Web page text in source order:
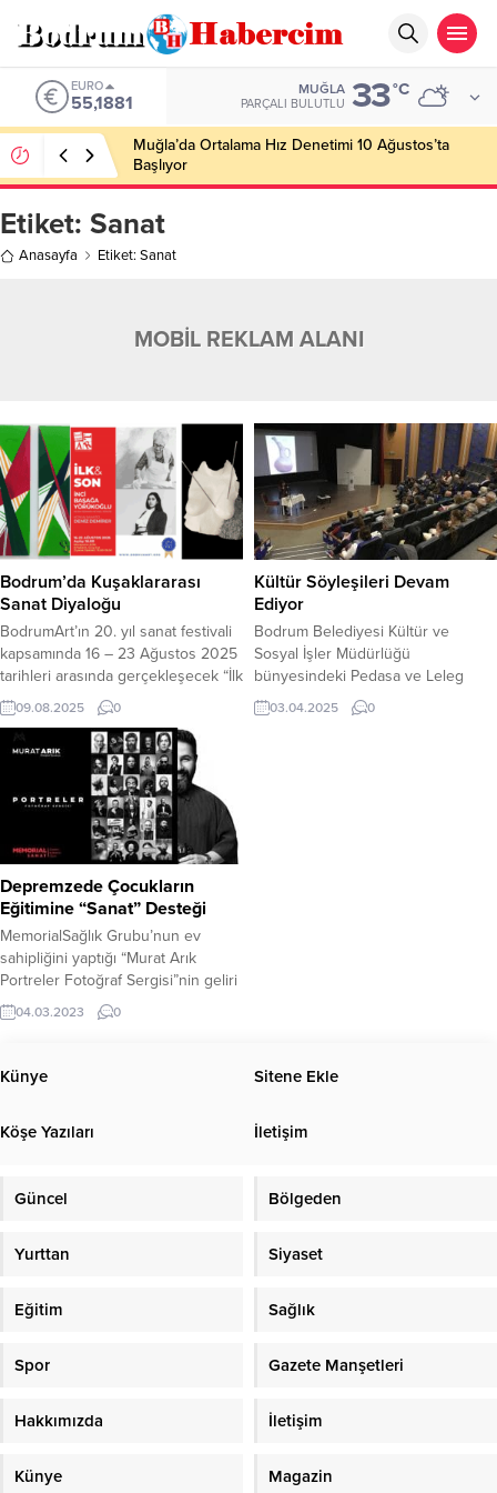
EURO
55,1881
MUĞLA
PARÇALI BULUTLU 33°C
Muğla’da Ortalama Hız Denetimi 10 Ağustos’ta
Başlıyor
Etiket: Sanat
Anasayfa Etiket: Sanat
MOBİL REKLAM ALANI
Bodrum’da Kuşaklararası
Sanat Diyaloğu
BodrumArt’ın 20. yıl sanat festivali
kapsamında 16 – 23 Ağustos 2025
tarihleri arasında gerçekleşecek “İlk
ve Son” sergisi, izleyiciyi zaman,
beden ve kuşaklar arası bir sanat
dili etrafında düşünsel bir yolculuğa
davet ediyor. 84 yaşındaki
BodrumArt Onursal Başkanı olan
sanatçı İnci Başağa Yörükoğlu
(d.1941), sanat pratiğinde, yaşamın
farklı dönemlerinde birikmiş...
09.08.2025 0
Kültür Söyleşileri Devam
Ediyor
Bodrum Belediyesi Kültür ve
Sosyal İşler Müdürlüğü
bünyesindeki Pedasa ve Leleg
Uygarlığı Araştırma ve Uygulama
Birimi tarafından başlatılan “Kültür
03.04.2025 0
Depremzede Çocukların
Eğitimine “Sanat” Desteği
MemorialSağlık Grubu’nun ev
sahipliğini yaptığı “Murat Arık
Portreler Fotoğraf Sergisi”nin geliri
depremlerden etkilenen çocukların
eğitimi için kullanılıyor. Sanatın
toplumun tüm bireylerinin kültür
sanata erişimini sağlamak için
Memorial ve sürdürülebilir bir sergi
işbirliği, depremlerden etkilenen
04.03.2023 0
Künye Sitene Ekle
Köşe Yazıları İletişim
Güncel Bölgeden
Yurttan Siyaset
Eğitim Sağlık
Spor Gazete Manşetleri
Hakkımızda İletişim
Künye Magazin